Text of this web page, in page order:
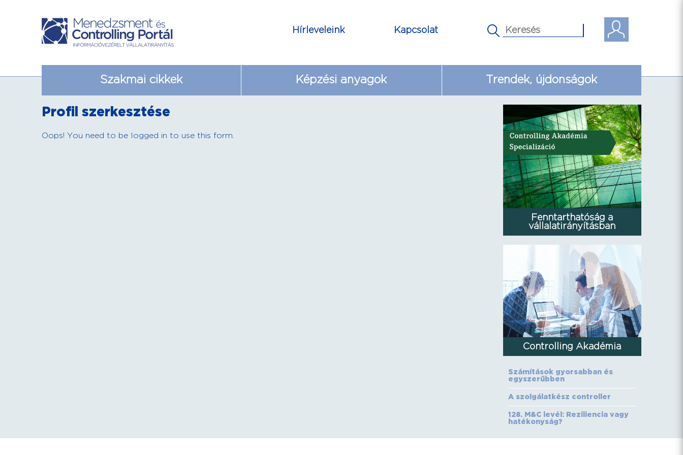
Kapcsolat
Hírleveleink
Szakmai cikkek Képzési anyagok Trendek, újdonságok
Profil szerkesztése
Oops! You need to be logged in to use this form.
Fenntarthatóság a
vállalatirányításban
Controlling Akadémia
Számítások gyorsabban és
egyszerűbben
A szolgálatkész controller
128. M&C levél: Reziliencia vagy
hatékonyság?